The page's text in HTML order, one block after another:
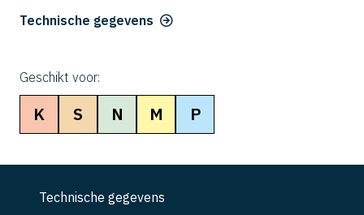
Technische gegevens
Geschikt voor:
K S N M P
Technische gegevens